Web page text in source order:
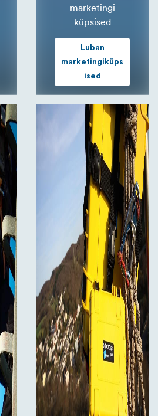
marketingi
küpsised
Luban
marketingiküps
ised